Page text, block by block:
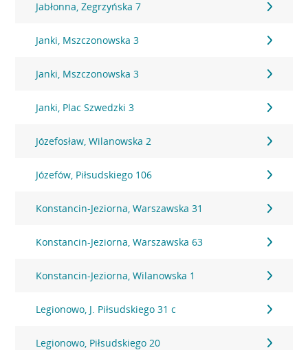
Jabłonna, Zegrzyńska 7
Janki, Mszczonowska 3
Janki, Mszczonowska 3
Janki, Plac Szwedzki 3
Józefosław, Wilanowska 2
Józefów, Piłsudskiego 106
Konstancin-Jeziorna, Warszawska 31
Konstancin-Jeziorna, Warszawska 63
Konstancin-Jeziorna, Wilanowska 1
Legionowo, J. Piłsudskiego 31 c
Legionowo, Piłsudskiego 20